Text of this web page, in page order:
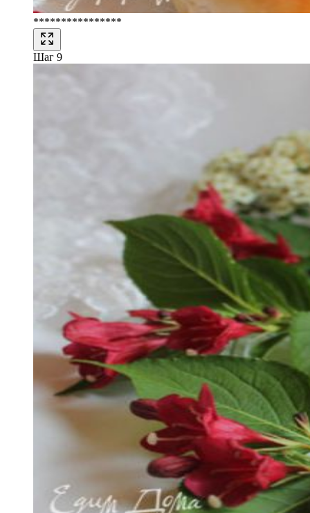
****************
Шаг 9